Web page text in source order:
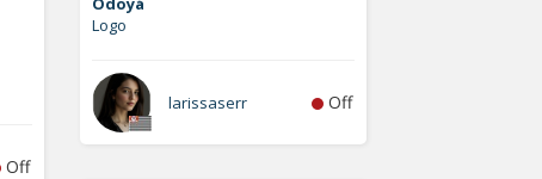
Logo
larissaserr Off
Off